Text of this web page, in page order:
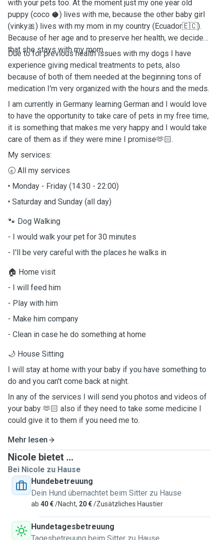
with your pets too. At the moment just my one year old
puppy (coco 🥥) lives with me, because the other baby girl
(vinky🎀) lives with my mom in my country (Ecuador🇪🇨).
Because of her age and to preserve her health, we decided
that she stays with my mom.
Due to for previous health issues with my dogs I have
experience giving medical treatments to pets, also
because of both of them needed at the beginning tons of
medication I'm very organized with the hours and the meds.
I am currently in Germany learning German and I would love
to have the opportunity to take care of pets in my free time,
it is something that makes me very happy and I would take
care of them as if they were mine I promise🫶🏻.
My services:
🕣 All my services
• Monday - Friday (14:30 - 22:00)
• Saturday and Sunday (all day)
🐾 Dog Walking
- I would walk your pet for 30 minutes
- I'll be very careful with the places he walks in
🏠 Home visit
- I will feed him
- Play with him
- Make him company
- Clean in case he do something at home
🌙 House Sitting
I will stay at home with your baby if you have something to
do and you can't come back at night.
In any of the services I will send you photos and videos of
your baby 🫶🏻 also if they need to take some medicine I
could give it to them if you need me to.
Mehr lesen
Nicole bietet ...
Bei Nicole zu Hause
Hundebetreuung
Dein Hund übernachtet beim Sitter zu Hause
ab 40 €/Nacht, 20 €/Zusätzliches Haustier
Hundetagesbetreuung